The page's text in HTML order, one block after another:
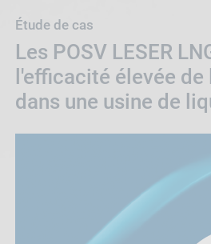
Étude de cas
Les POSV LESER
l'efficacité élevée
dans une usine de